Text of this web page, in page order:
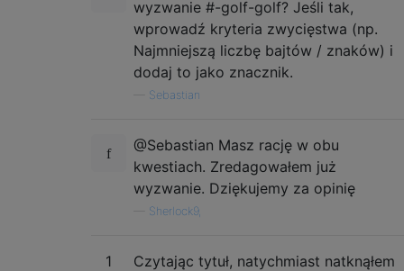
wyzwanie #-golf-golf? Jeśli tak,
wprowadź kryteria zwycięstwa (np.
Najmniejszą liczbę bajtów / znaków) i
dodaj to jako znacznik.
Sebastian
@Sebastian Masz rację w obu
kwestiach. Zredagowałem już
wyzwanie. Dziękujemy za opinię
Sherlock9,
1
Czytając tytuł, natychmiast natknąłem